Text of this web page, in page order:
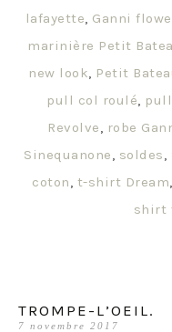
lafayette, Ganni
marinière Petit
new look, Petit
pull col roulé,
Revolve, robe
Sinequanone, soldes,
coton, t-shirt Dream
shirt
TROMPE-L’OEIL.
7 novembre 2017